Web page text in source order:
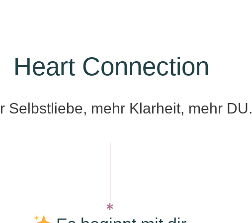
Heart Connection
Selbstliebe, mehr Klarheit, mehr DU.